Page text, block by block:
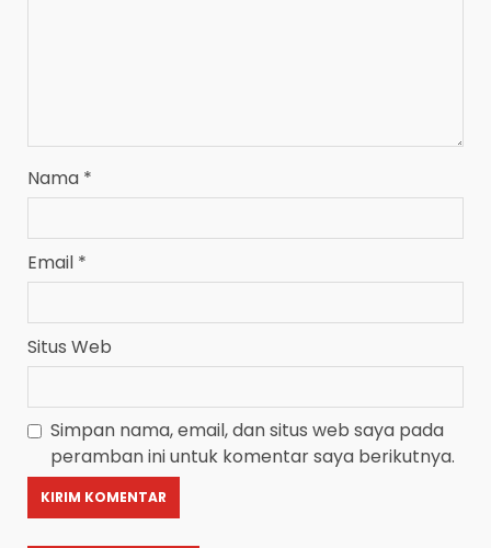
Nama *
Email *
Situs Web
Simpan nama, email, dan situs web saya pada
peramban ini untuk komentar saya berikutnya.